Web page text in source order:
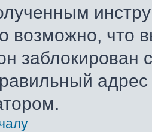
возможно, что
адрес